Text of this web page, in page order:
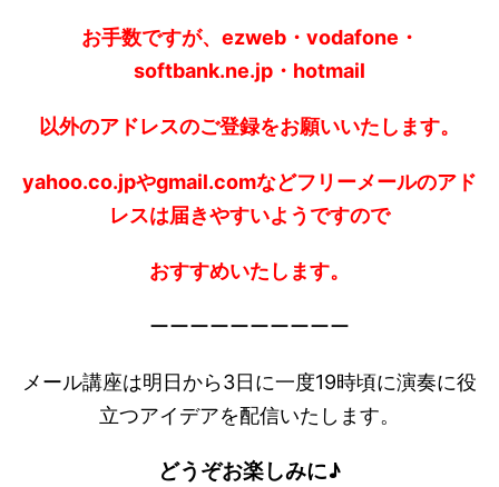
お手数ですが、ezweb・vodafone・
softbank.ne.jp・hotmail
以外のアドレスのご登録をお願いいたします。
yahoo.co.jpやgmail.comなどフリーメールのアド
レスは届きやすいようですので
おすすめいたします。
ーーーーーーーーーー
メール講座は明日から3日に一度19時頃に演奏に役
立つアイデアを配信いたします。
どうぞお楽しみに♪